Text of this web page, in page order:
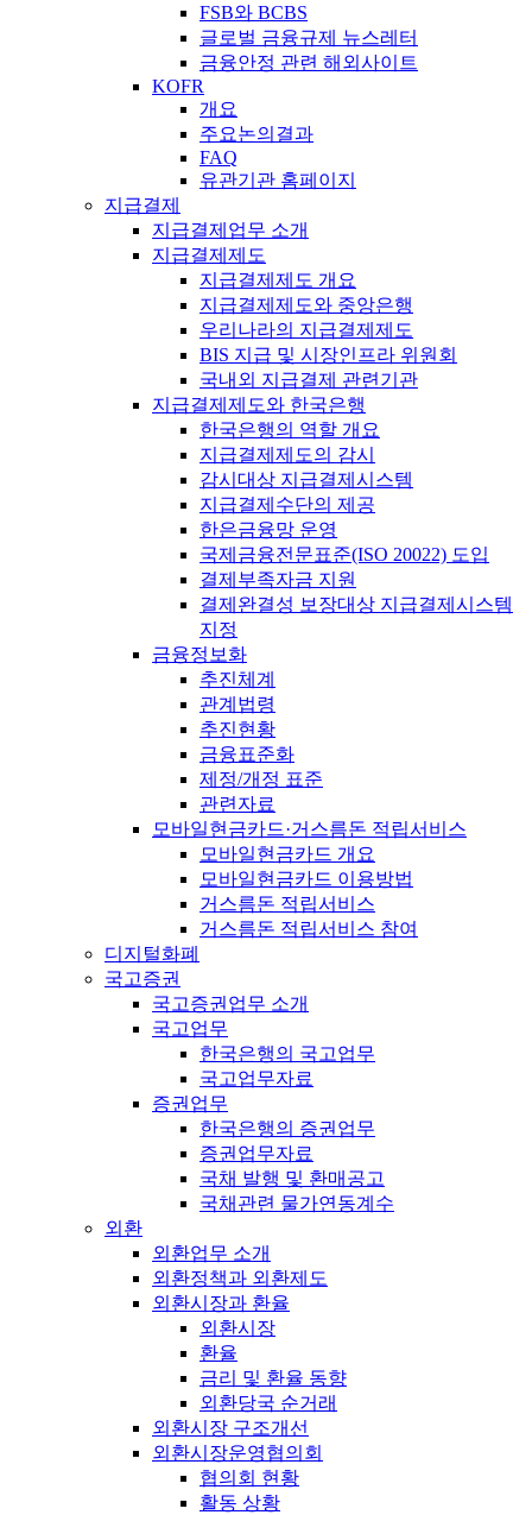
FSB와 BCBS
글로벌 금융규제 뉴스레터
금융안정 관련 해외사이트
KOFR
개요
주요논의결과
FAQ
유관기관 홈페이지
지급결제
지급결제업무 소개
지급결제제도
지급결제제도 개요
지급결제제도와 중앙은행
우리나라의 지급결제제도
BIS 지급 및 시장인프라 위원회
국내외 지급결제 관련기관
지급결제제도와 한국은행
한국은행의 역할 개요
지급결제제도의 감시
감시대상 지급결제시스템
지급결제수단의 제공
한은금융망 운영
국제금융전문표준(ISO 20022) 도입
결제부족자금 지원
결제완결성 보장대상 지급결제시스템
지정
금융정보화
추진체계
관계법령
추진현황
금융표준화
제정/개정 표준
관련자료
모바일현금카드·거스름돈 적립서비스
모바일현금카드 개요
모바일현금카드 이용방법
거스름돈 적립서비스
거스름돈 적립서비스 참여
디지털화폐
국고증권
국고증권업무 소개
국고업무
한국은행의 국고업무
국고업무자료
증권업무
한국은행의 증권업무
증권업무자료
국채 발행 및 환매공고
국채관련 물가연동계수
외환
외환업무 소개
외환정책과 외환제도
외환시장과 환율
외환시장
환율
금리 및 환율 동향
외환당국 순거래
외환시장 구조개선
외환시장운영협의회
협의회 현황
활동 상황